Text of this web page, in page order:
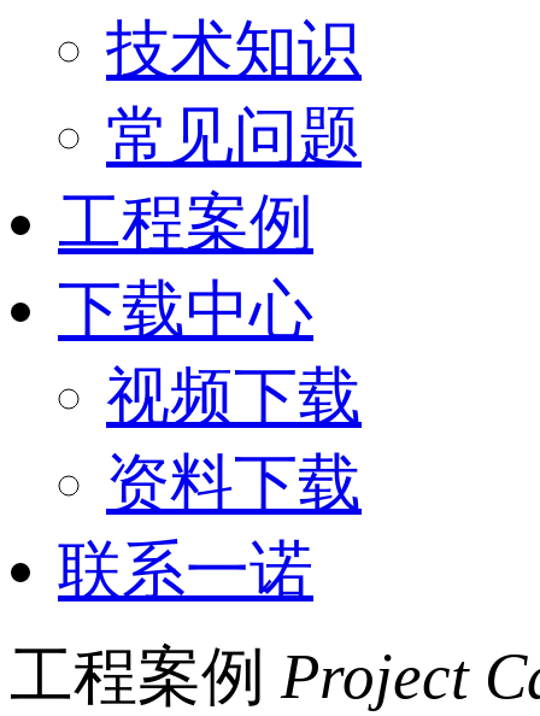
技术知识
常见问题
工程案例
下载中心
视频下载
资料下载
联系一诺
工程案例 Project